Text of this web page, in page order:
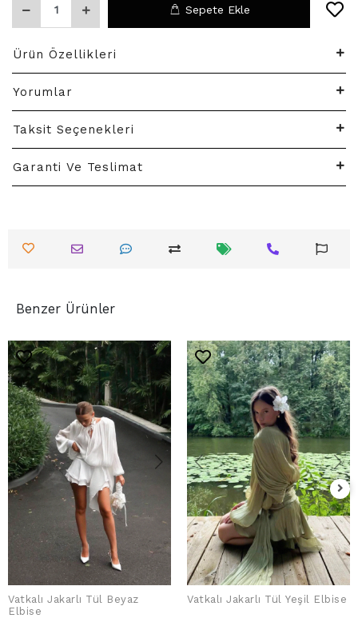
Sepete Ekle
Ürün Özellikleri
Yorumlar
Taksit Seçenekleri
Garanti Ve Teslimat
Benzer Ürünler
SEPETE EKLE
Vatkalı Jakarlı Tül Beyaz
Elbise
SEPETE EKLE
Vatkalı Jakarlı Tül Yeşil Elbise